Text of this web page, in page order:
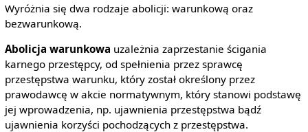
Wyróżnia się dwa rodzaje abolicji: warunkową oraz
bezwarunkową.
Abolicja warunkowa uzależnia zaprzestanie ścigania
karnego przestępcy, od spełnienia przez sprawcę
przestępstwa warunku, który został określony przez
prawodawcę w akcie normatywnym, który stanowi podstawę
jej wprowadzenia, np. ujawnienia przestępstwa bądź
ujawnienia korzyści pochodzących z przestępstwa.